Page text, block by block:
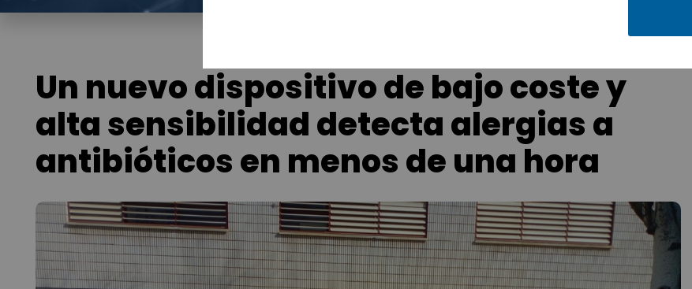
Un nuevo dispositivo de bajo coste y
alta sensibilidad detecta alergias a
antibióticos en menos de una hora